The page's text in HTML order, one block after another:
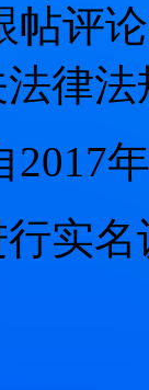
帖评
律
实名